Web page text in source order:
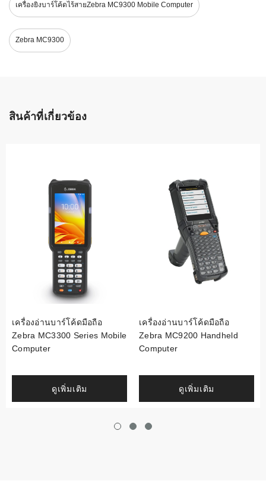
เครื่องยิงบาร์โค้ดไร้สายZebra MC9300 Mobile Computer
Zebra MC9300
สินค้าที่เกี่ยวข้อง
เครื่องอ่านบาร์โค้ดมือถือ
Zebra MC3300 Series Mobile
Computer
ดูเพิ่มเติม
เครื่องอ่านบาร์โค้ดมือถือ
Zebra MC9200 Handheld
Computer
ดูเพิ่มเติม